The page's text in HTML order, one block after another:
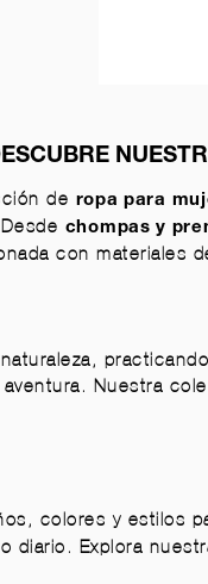
de ropa para
chompas y
con materiales
Nuestra
colores y estilos
diario. Explora